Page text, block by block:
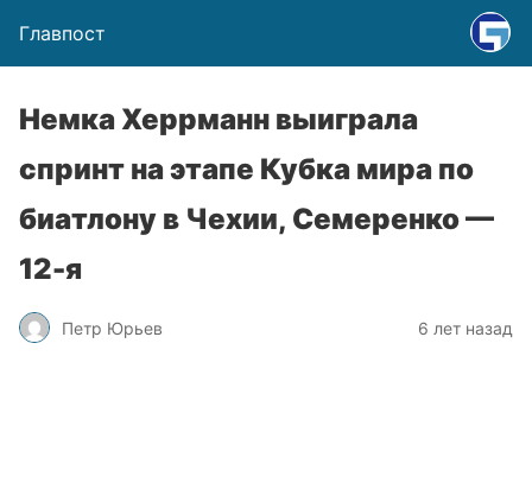
Главпост
Немка Херрманн выиграла
спринт на этапе Кубка мира по
биатлону в Чехии, Семеренко —
12-я
Петр Юрьев 6 лет назад